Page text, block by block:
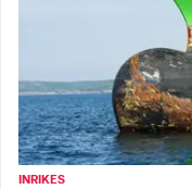
INRIKES